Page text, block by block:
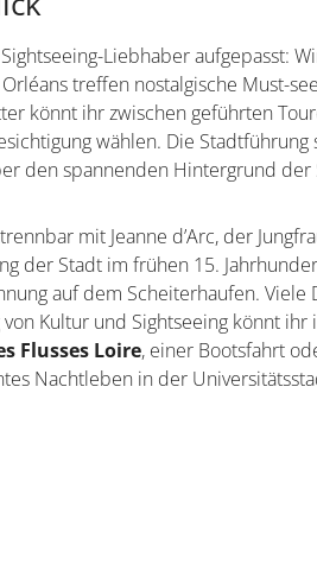
Liebhaber aufgepasst:
treffen nostalgische Must-
könnt ihr zwischen geführten
wählen. Die
den spannenden Hintergrund der
mit Jeanne d’Arc, der
der Stadt im frühen 15.
auf dem Scheiterhaufen. Viele
von Kultur und Sightseeing könnt
Flusses Loire, einer Bootsfahrt
Nachtleben in der